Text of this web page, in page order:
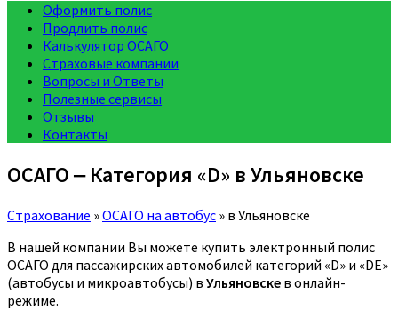
Оформить полис
Продлить полис
Калькулятор ОСАГО
Страховые компании
Вопросы и Ответы
Полезные сервисы
Отзывы
Контакты
ОСАГО ‒ Категория «D» в Ульяновске
Страхование »ОСАГО на автобус » в Ульяновске
В нашей компании Вы можете купить электронный полис
ОСАГО для пассажирских автомобилей категорий «D» и «DE»
(автобусы и микроавтобусы) в Ульяновске в онлайн-
режиме.